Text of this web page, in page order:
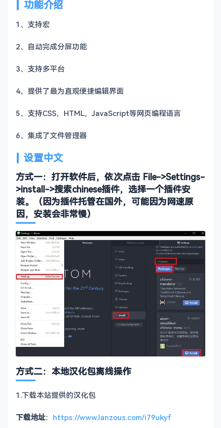
功能介绍
1、支持宏
2、自动完成分屏功能
3、支持多平台
4、提供了最为直观便捷编辑界面
5、支持CSS，HTML，JavaScript等网页编程语言
6、集成了文件管理器
设置中文
方式一：打开软件后，依次点击 File->Settings-
>install->搜索chinese插件，选择一个插件安
装。（因为插件托管在国外，可能因为网速原
因，安装会非常慢）
方式二：本地汉化包离线操作
1.下载本站提供的汉化包
下载地址： https://www.lanzous.com/i79ukyf